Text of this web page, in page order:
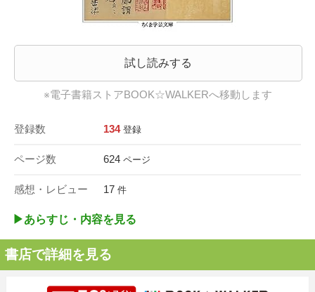
試し読みする
※電子書籍ストアBOOK☆WALKERへ移動します
登録数 134 登録
ページ数 624 ページ
感想・レビュー 17 件
▶︎あらすじ・内容を見る
書店で詳細を見る